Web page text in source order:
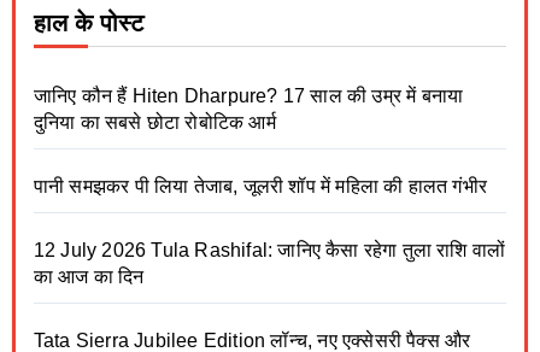
हाल के पोस्ट
जानिए कौन हैं Hiten Dharpure? 17 साल की उम्र में बनाया
दुनिया का सबसे छोटा रोबोटिक आर्म
पानी समझकर पी लिया तेजाब, जूलरी शॉप में महिला की हालत गंभीर
12 July 2026 Tula Rashifal: जानिए कैसा रहेगा तुला राशि वालों
का आज का दिन
Tata Sierra Jubilee Edition लॉन्च, नए एक्सेसरी पैक्स और